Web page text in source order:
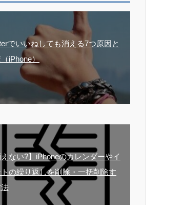
でいいねしても消える7つ原因と
iPhone）
えない?】iPhoneのカレンダーやイ
の繰り返しを削除・一括削除す